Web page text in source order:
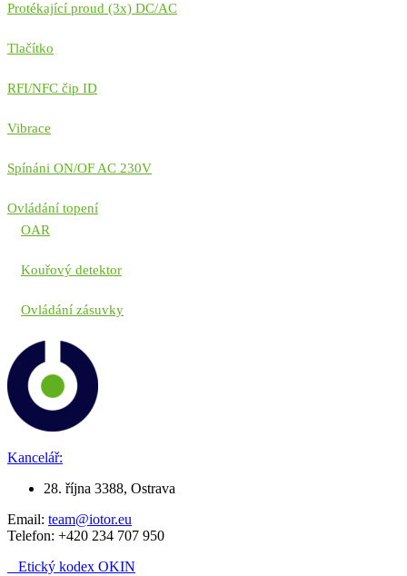
Protékající proud (3x) DC/AC
Tlačítko
RFI/NFC čip ID
Vibrace
Spínáni ON/OF AC 230V
Ovládání topení
OAR
Kouřový detektor
Ovládání zásuvky
Kancelář:
28. října 3388, Ostrava
Email: team@iotor.eu
Telefon: +420 234 707 950
Etický kodex OKIN